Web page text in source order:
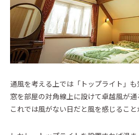
通風を考える上では「トップライト」
窓を部屋の対角線上に設けて卓越風が通
これでは風がない日だと風を感じること